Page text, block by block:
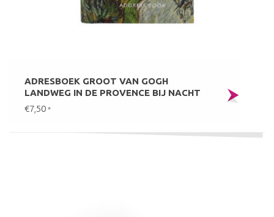
ADRESBOEK GROOT VAN GOGH
LANDWEG IN DE PROVENCE BIJ NACHT
€7,50 *